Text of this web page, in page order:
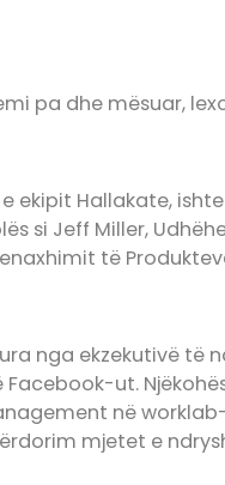
pa dhe mësuar,
ekipit Hallakate,
si Jeff Miller,
të
nga ekzekutivë të
ut.
në
mjetet e